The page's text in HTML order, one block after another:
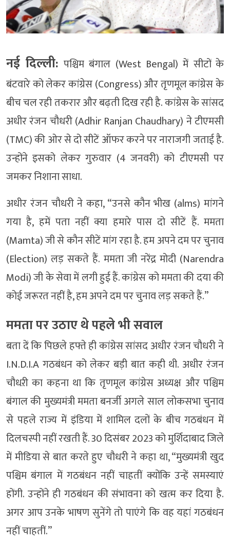
नई दिल्ली: पश्चिम बंगाल (West Bengal) में सीटों के
बंटवारे को लेकर कांग्रेस (Congress) और तृणमूल कांग्रेस के
बीच चल रही तकरार और बढ़ती दिख रही है. कांग्रेस के सांसद
अधीर रंजन चौधरी (Adhir Ranjan Chaudhary) ने टीएमसी
(TMC) की ओर से दो सीटें ऑफर करने पर नाराजगी जताई है.
उन्होंने इसको लेकर गुरुवार (4 जनवरी) को टीएमसी पर
जमकर निशाना साधा.
अधीर रंजन चौधरी ने कहा, “उनसे कौन भीख (alms) मांगने
गया है, हमें पता नहीं क्या हमारे पास दो सीटें हैं. ममता
(Mamta) जी से कौन सीटें मांग रहा है. हम अपने दम पर चुनाव
(Election) लड़ सकते हैं. ममता जी नरेंद्र मोदी (Narendra
Modi) जी के सेवा में लगी हुई हैं. कांग्रेस को ममता की दया की
कोई जरूरत नहीं है, हम अपने दम पर चुनाव लड़ सकते हैं.”
ममता पर उठाए थे पहले भी सवाल
बता दें कि पिछले हफ्ते ही कांग्रेस सांसद अधीर रंजन चौधरी ने
I.N.D.I.A गठबंधन को लेकर बड़ी बात कही थी. अधीर रंजन
चौधऱी का कहना था कि तृणमूल कांग्रेस अध्यक्ष और पश्चिम
बंगाल की मुख्यमंत्री ममता बनर्जी अगले साल लोकसभा चुनाव
से पहले राज्य में इंडिया में शामिल दलों के बीच गठबंधन में
दिलचस्पी नहीं रखती हैं. 30 दिसंबर 2023 को मुर्शिदाबाद जिले
में मीडिया से बात करते हुए चौधरी ने कहा था, “मुख्यमंत्री खुद
पश्चिम बंगाल में गठबंधन नहीं चाहतीं क्योंकि उन्हें समस्याएं
होंगी. उन्होंने ही गठबंधन की संभावना को खत्म कर दिया है.
अगर आप उनके भाषण सुनेंगे तो पाएंगे कि वह यहां गठबंधन
नहीं चाहतीं.”